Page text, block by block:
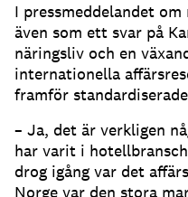
I pressmeddelandet
även som ett svar på
näringsliv och en
internationella
framför
– Ja, det är verkligen
har varit i
drog igång var det
Norge var den stora